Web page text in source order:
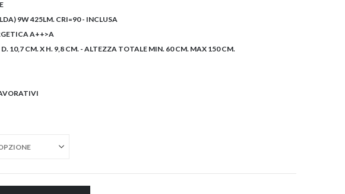
9W 425LM. CRI=90 - INCLUSA
A++>A
D. 10,7 CM. X H. 9,8 CM. - ALTEZZA TOTALE MIN. 60 CM. MAX 150 CM.